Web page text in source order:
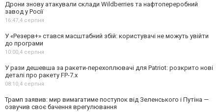
Дрони знову атакували склади Wildberries та нафтопереробний
завод у Росії
16:47,4 серпня
У «Резерв+» стався масштабний збій: користувачі не можуть увійти
до програми
10:00,4 серпня
У рази дешевша за ракети-перехоплювачі для Patriot: розкрито нові
деталі про ракету FP-7.x
08:10,4 серпня
Трамп заявив: мир вимагатиме поступок від Зеленського і Путіна —
озвучив своє бачення врегулювання